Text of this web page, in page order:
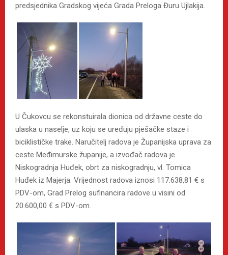
predsjednika Gradskog vijeća Grada Preloga Đuru Ujlakija.
U Čukovcu se rekonstuirala dionica od državne ceste do
ulaska u naselje, uz koju se uređuju pješačke staze i
biciklističke trake. Naručitelj radova je Županijska uprava za
ceste Međimurske županije, a izvođač radova je
Niskogradnja Huđek, obrt za niskogradnju, vl. Tomica
Huđek iz Majerja. Vrijednost radova iznosi 117.638,81 € s
PDV-om, Grad Prelog sufinancira radove u visini od
20.600,00 € s PDV-om.